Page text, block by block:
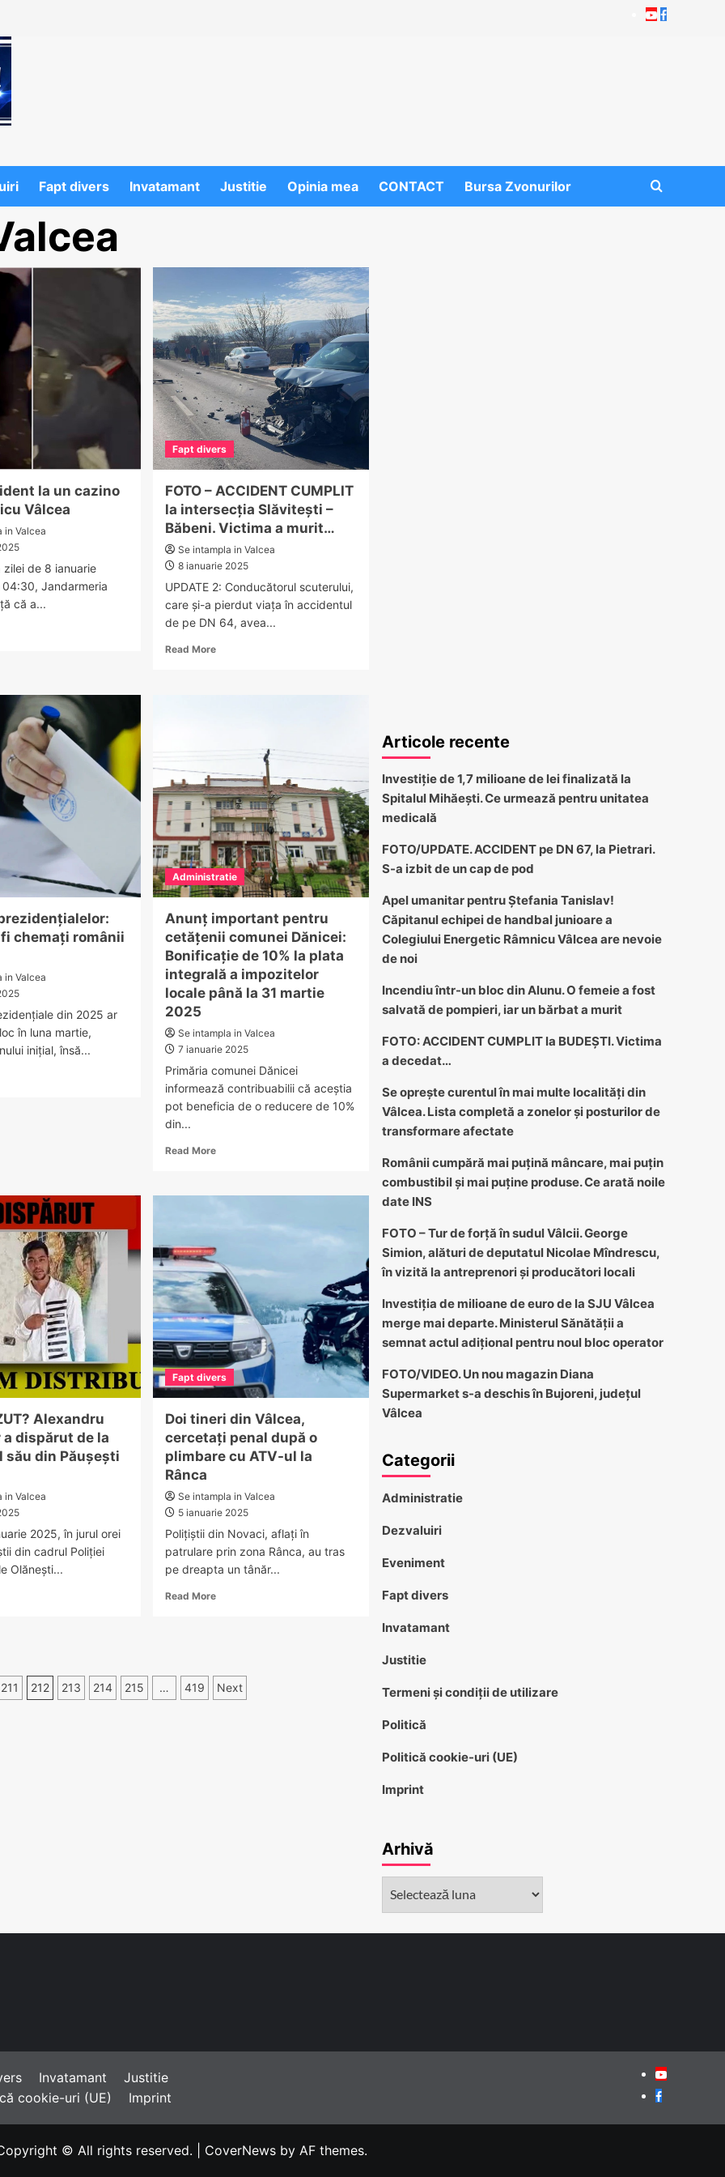
Youtube
Facebook
Fapt divers Invatamant Justitie Opinia mea CONTACT Bursa Zvonurilor
la un cazino
Vâlcea
in Valcea
zilei de 8 ianuarie
Jandarmeria
că a...
Fapt divers
FOTO – ACCIDENT CUMPLIT
la intersecția Slăvitești –
Băbeni. Victima a murit…
Se intampla in Valcea
8 ianuarie 2025
UPDATE 2: Conducătorul scuterului,
care și-a pierdut viața în accidentul
de pe DN 64, avea...
Read MoreRead
intersecția
Slăvitești
–
Băbeni.
Victima
a
murit…
chemați românii
in Valcea
din 2025 ar
în luna martie,
inițial, însă...
Administratie
Anunț important pentru
cetățenii comunei Dănicei:
Bonificație de 10% la plata
integrală a impozitelor
locale până la 31 martie
2025
Se intampla in Valcea
7 ianuarie 2025
Primăria comunei Dănicei
informează contribuabilii că aceștia
pot beneficia de o reducere de 10%
din...
Read MoreRead
Anunț
comunei
Dănicei:
Bonificație
de
10%
la
plata
integrală
a
impozitelor
până
la
31
Alexandru
a dispărut de la
său din Păușești
in Valcea
2025, în jurul orei
din cadrul Poliției
Olănești...
Fapt divers
Doi tineri din Vâlcea,
cercetați penal după o
plimbare cu ATV-ul la
Rânca
Se intampla in Valcea
5 ianuarie 2025
Polițiștii din Novaci, aflați în
patrulare prin zona Rânca, au tras
pe dreapta un tânăr...
Read MoreRead
Vâlcea,
cercetați
211 212 213 214 215 … 419 Next
Articole recente
Investiție de 1,7 milioane de lei finalizată la
Spitalul Mihăești. Ce urmează pentru unitatea
medicală
FOTO/UPDATE. ACCIDENT pe DN 67, la Pietrari.
S-a izbit de un cap de pod
Apel umanitar pentru Ștefania Tanislav!
Căpitanul echipei de handbal junioare a
Colegiului Energetic Râmnicu Vâlcea are nevoie
de noi
Incendiu într-un bloc din Alunu. O femeie a fost
salvată de pompieri, iar un bărbat a murit
FOTO: ACCIDENT CUMPLIT la BUDEȘTI. Victima
a decedat…
Se oprește curentul în mai multe localități din
Vâlcea. Lista completă a zonelor și posturilor de
transformare afectate
Românii cumpără mai puțină mâncare, mai puțin
combustibil și mai puține produse. Ce arată noile
date INS
FOTO – Tur de forță în sudul Vâlcii. George
Simion, alături de deputatul Nicolae Mîndrescu,
în vizită la antreprenori și producători locali
Investiția de milioane de euro de la SJU Vâlcea
merge mai departe. Ministerul Sănătății a
semnat actul adițional pentru noul bloc operator
FOTO/VIDEO. Un nou magazin Diana
Supermarket s-a deschis în Bujoreni, județul
Vâlcea
Categorii
Administratie
Dezvaluiri
Eveniment
Fapt divers
Invatamant
Justitie
Termeni și condiții de utilizare
Politică
Politică cookie-uri (UE)
Imprint
Arhivă
Invatamant
Justitie
cookie-uri (UE) Imprint
Youtube
Facebook
© All rights reserved. CoverNewsby AF themes.